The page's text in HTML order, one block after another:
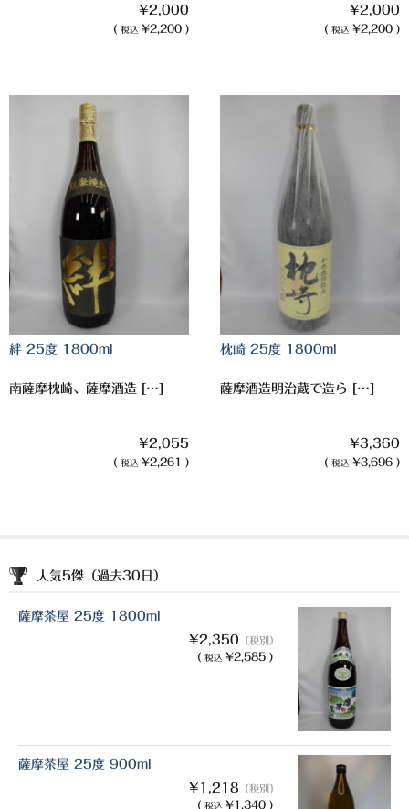
京屋酒造
雲海酒造
配送について
特定商取引法の表記
お問合わせ
¥2,000
( 税込 ¥2,200 )
¥2,000
( 税込 ¥2,200 )
絆 25度 1800ml
南薩摩枕崎、薩摩酒造 […]
¥2,055
( 税込 ¥2,261 )
枕崎 25度 1800ml
薩摩酒造明治蔵で造ら […]
¥3,360
( 税込 ¥3,696 )
人気5傑（過去30日）
薩摩茶屋 25度 1800ml
¥2,350 （税別）
( 税込 ¥2,585 )
薩摩茶屋 25度 900ml
¥1,218 （税別）
( 税込 ¥1,340 )